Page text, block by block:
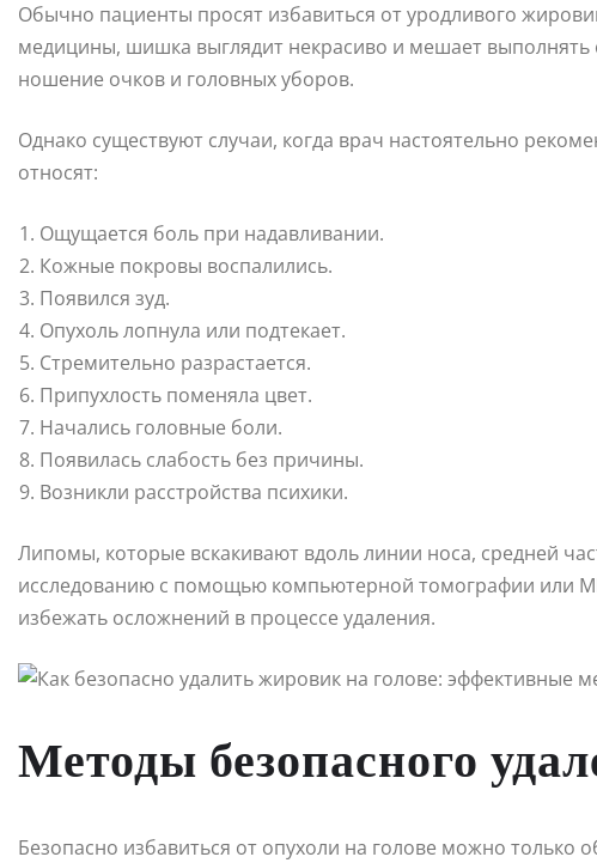
Обычно пациенты просят избавиться от уродливого
медицины, шишка выглядит некрасиво и мешает
ношение очков и головных уборов.
Однако существуют случаи, когда врач настоятельно
относят:
Ощущается боль при надавливании.
Кожные покровы воспалились.
Появился зуд.
Опухоль лопнула или подтекает.
Стремительно разрастается.
Припухлость поменяла цвет.
Начались головные боли.
Появилась слабость без причины.
Возникли расстройства психики.
Липомы, которые вскакивают вдоль линии носа, средней
исследованию с помощью компьютерной томографии или
избежать осложнений в процессе удаления.
Методы безопасного
Безопасно избавиться от опухоли на голове можно только